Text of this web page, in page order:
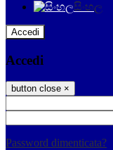
සිංහල
Accedi
Accedi
button close ×
Password dimenticata?